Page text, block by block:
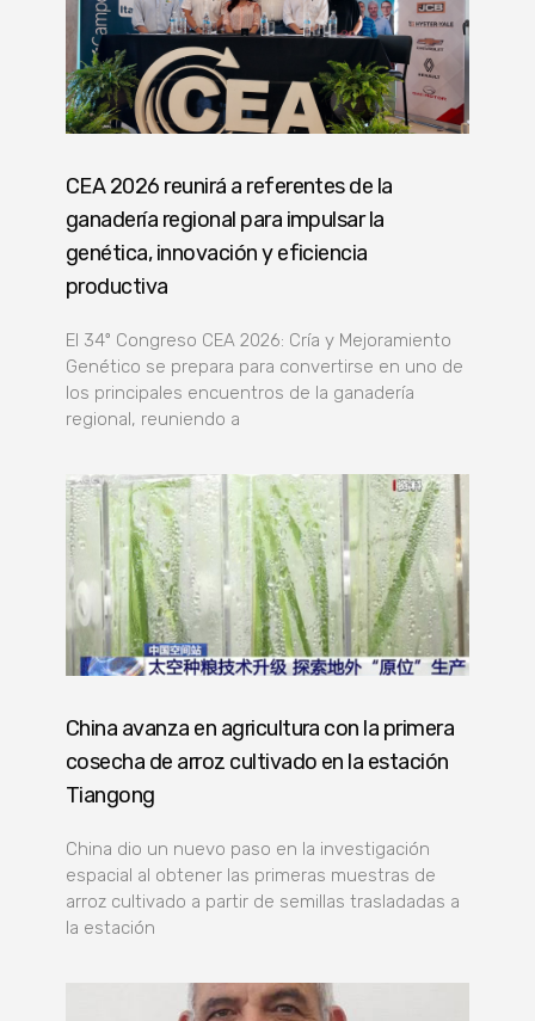
CEA 2026 reunirá a referentes de la
ganadería regional para impulsar la
genética, innovación y eficiencia
productiva
El 34º Congreso CEA 2026: Cría y Mejoramiento
Genético se prepara para convertirse en uno de
los principales encuentros de la ganadería
regional, reuniendo a
China avanza en agricultura con la primera
cosecha de arroz cultivado en la estación
Tiangong
China dio un nuevo paso en la investigación
espacial al obtener las primeras muestras de
arroz cultivado a partir de semillas trasladadas a
la estación